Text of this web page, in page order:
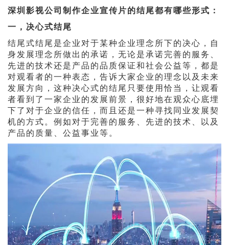
深圳影视公司制作企业宣传片的结尾都有哪些形式：
一，决心式结尾
结尾式结尾是企业对于某种企业理念所下的决心，自
身发展理念所做出的承诺，无论是承诺完善的服务、
先进的技术还是产品的品质保证和社会公益等，都是
对观看者的一种表态，告诉大家企业的理念以及未来
发展方向，这种决心式的结尾只要使用恰当，让观看
者看到了一家企业的发展前景，很好地在观众心底埋
下了对于企业的信任，而且还是一种寻找同业发展契
机的方式。例如对于完善的服务、先进的技术、以及
产品的质量、公益事业等。